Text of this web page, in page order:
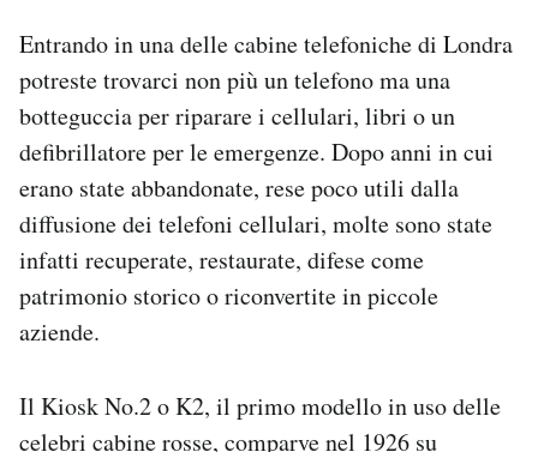
SHOP
CALENDARIO
AREA PERSONALE
Newsletter
Notifiche mobile
Regala il Post
Esci
Entrando in una delle cabine telefoniche di Londra
potreste trovarci non più un telefono ma una
botteguccia per riparare i cellulari, libri o un
defibrillatore per le emergenze. Dopo anni in cui
erano state abbandonate, rese poco utili dalla
diffusione dei telefoni cellulari, molte sono state
infatti recuperate, restaurate, difese come
patrimonio storico o riconvertite in piccole
aziende.
Il Kiosk No.2 o K2, il primo modello in uso delle
celebri cabine rosse, comparve nel 1926 su